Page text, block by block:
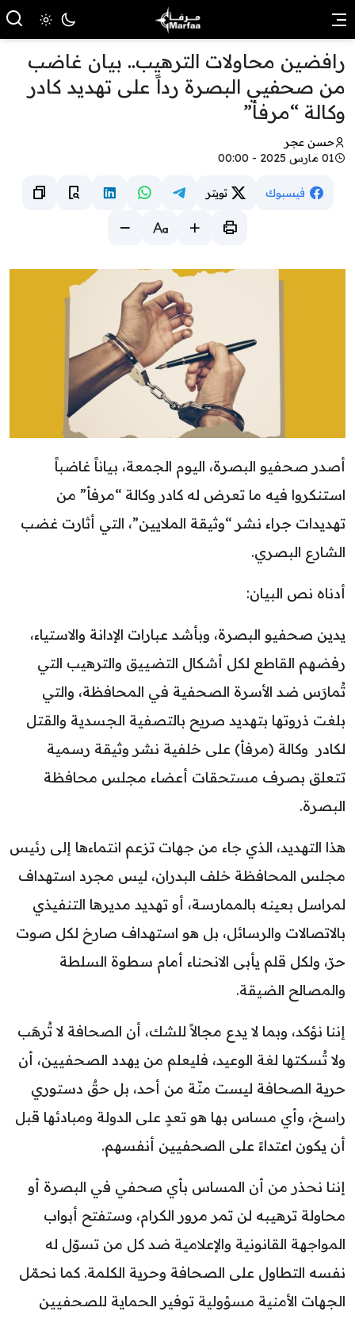
رافضين محاولات الترهيب.. بيان غاضب
من صحفيي البصرة رداً على تهديد كادر
وكالة “مرفأ”
حسن عجر
01 مارس 2025 - 00:00
فيسبوك تويتر
أصدر صحفيو البصرة، اليوم الجمعة، بياناً غاضباً
استنكروا فيه ما تعرض له كادر وكالة “مرفأ” من
تهديدات جراء نشر “وثيقة الملايين”، التي أثارت غضب
الشارع البصري.
أدناه نص البيان:
يدين صحفيو البصرة، وبأشد عبارات الإدانة والاستياء،
رفضهم القاطع لكل أشكال التضييق والترهيب التي
تُمارَس ضد الأسرة الصحفية في المحافظة، والتي
بلغت ذروتها بتهديد صريح بالتصفية الجسدية والقتل
لكادر وكالة (مرفأ) على خلفية نشر وثيقة رسمية
تتعلق بصرف مستحقات أعضاء مجلس محافظة
البصرة.
هذا التهديد، الذي جاء من جهات تزعم انتماءها إلى رئيس
مجلس المحافظة خلف البدران، ليس مجرد استهداف
لمراسل بعينه بالممارسة، أو تهديد مديرها التنفيذي
بالاتصالات والرسائل، بل هو استهداف صارخ لكل صوت
حرّ، ولكل قلم يأبى الانحناء أمام سطوة السلطة
والمصالح الضيقة.
إننا نؤكد، وبما لا يدع مجالاً للشك، أن الصحافة لا تُرهَب
ولا تُسكتها لغة الوعيد، فليعلم من يهدد الصحفيين، أن
حرية الصحافة ليست منّة من أحد، بل حقٌ دستوري
راسخ، وأي مساس بها هو تعدٍ على الدولة ومبادئها قبل
أن يكون اعتداءً على الصحفيين أنفسهم.
إننا نحذر من أن المساس بأي صحفي في البصرة أو
محاولة ترهيبه لن تمر مرور الكرام، وستفتح أبواب
المواجهة القانونية والإعلامية ضد كل من تسوّل له
نفسه التطاول على الصحافة وحرية الكلمة. كما نحمّل
الجهات الأمنية مسؤولية توفير الحماية للصحفيين